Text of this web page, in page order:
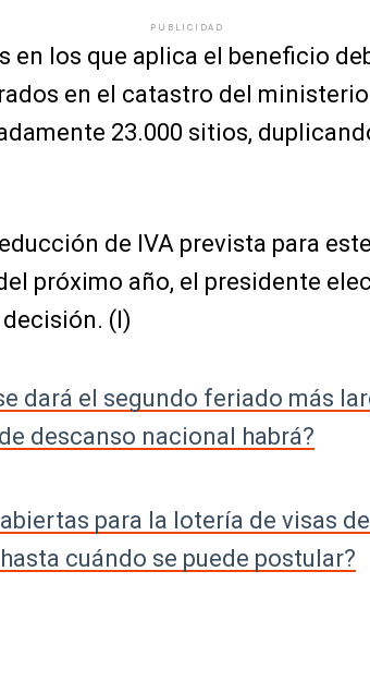
PUBLICIDAD
en los que aplica el beneficio
en el catastro del
23.000 sitios,
de IVA prevista para
próximo año, el presidente
(I)
dará el segundo feriado más
descanso nacional habrá?
para la lotería de visas
cuándo se puede postular?